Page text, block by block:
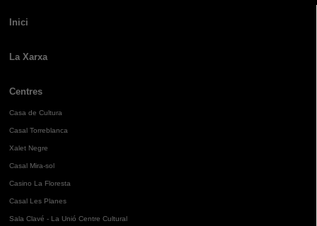
Inici
La Xarxa
Centres
Casa de Cultura
Casal Torreblanca
Xalet Negre
Casal Mira-sol
Casino La Floresta
Casal Les Planes
Sala Clavé - La Unió Centre Cultural